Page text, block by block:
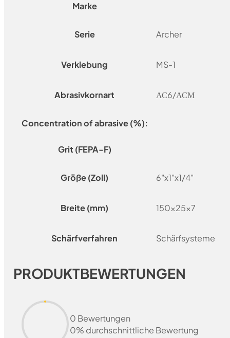
Marke
Serie Archer
Verklebung MS-1
Abrasivkornart АС6/АСМ
Concentration of abrasive (%):
Grit (FEPA-F)
Größe (Zoll) 6"x1"x1/4"
Breite (mm) 150x25x7
Schärfverfahren Schärfsysteme
PRODUKTBEWERTUNGEN
0 Bewertungen
0% durchschnittliche Bewertung